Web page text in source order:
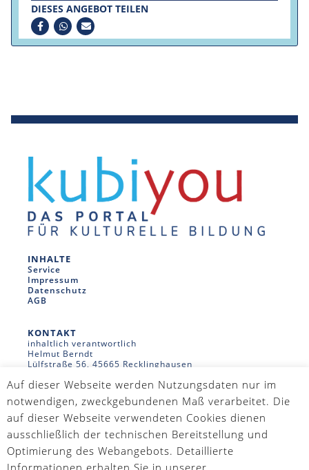
DIESES ANGEBOT TEILEN
INHALTE
Service
Impressum
Datenschutz
AGB
KONTAKT
inhaltlich verantwortlich
Helmut Berndt
Lülfstraße 56, 45665 Recklinghausen
Webmaster
Holger Jeromin
holger@dengel-jeromin.com
WIR SIND AUCH AUF
Facebook
Instagram
Auf dieser Webseite werden Nutzungsdaten nur im
notwendigen, zweckgebundenen Maß verarbeitet. Die
auf dieser Webseite verwendeten Cookies dienen
ausschließlich der technischen Bereitstellung und
Optimierung des Webangebots. Detaillierte
Informationen erhalten Sie in unserer